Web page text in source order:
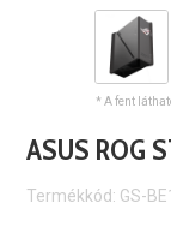
* A fent
ASUS ROG
Termékkód: GS-